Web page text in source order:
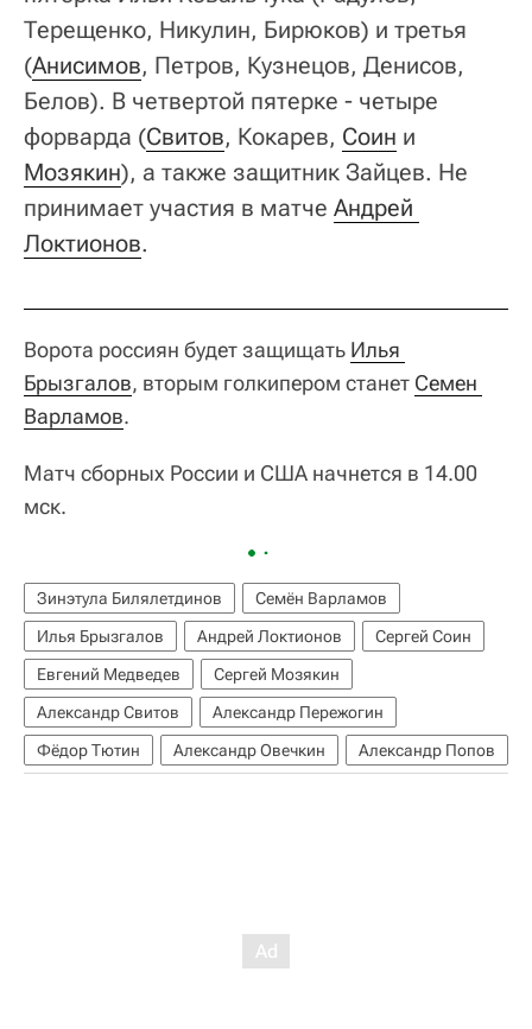
Терещенко, Никулин, Бирюков) и третья
(Анисимов, Петров, Кузнецов, Денисов,
Белов). В четвертой пятерке - четыре
форварда (Свитов, Кокарев, Соин и
Мозякин), а также защитник Зайцев. Не
принимает участия в матче Андрей
Локтионов.
Ворота россиян будет защищать Илья
Брызгалов, вторым голкипером станет Семен
Варламов.
Матч сборных России и США начнется в 14.00
мск.
Зинэтула Билялетдинов
Семён Варламов
Илья Брызгалов
Андрей Локтионов
Сергей Соин
Евгений Медведев
Сергей Мозякин
Александр Свитов
Александр Пережогин
Фёдор Тютин
Александр Овечкин Александр Попов